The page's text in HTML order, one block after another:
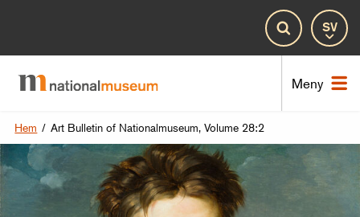
Meny
Sök
Hem / Art Bulletin of Nationalmuseum, Volume 28:2